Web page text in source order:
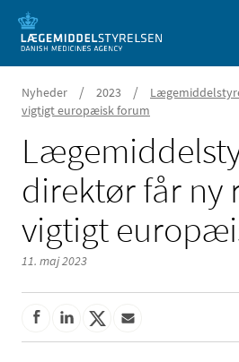
Nyheder / 2023 /
vigtigt europæisk forum
direktør får ny
vigtigt
11. maj 2023